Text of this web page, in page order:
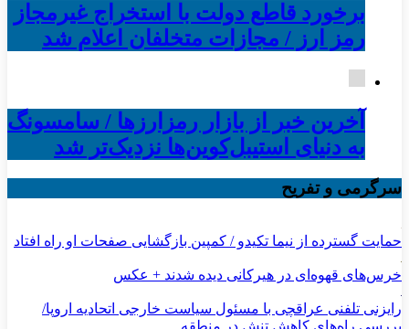
برخورد قاطع دولت با استخراج غیرمجاز
رمز ارز / مجازات متخلفان اعلام شد
آخرین خبر از بازار رمزارزها / سامسونگ
به دنیای استیبل‌کوین‌ها نزدیک‌تر شد
سرگرمی و تفریح
حمایت گسترده از نیما تکیدو / کمپین بازگشایی صفحات او راه افتاد
خرس‌های قهوه‌ای در هیرکانی دیده شدند + عکس
رایزنی تلفنی عراقچی با مسئول سیاست خارجی اتحادیه اروپا/
بررسی راه‌های کاهش تنش در منطقه